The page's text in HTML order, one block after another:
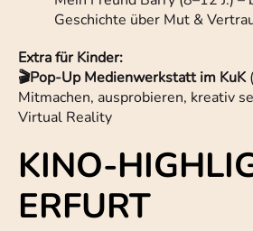
Geschichte über Mut &
Extra für Kinder:
🎬Pop-Up Medienwerkstatt im KuK
Mitmachen, ausprobieren, kreativ
Virtual Reality
KINO-
ERFURT